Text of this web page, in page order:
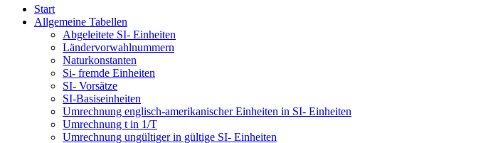
Start
Allgemeine Tabellen
Abgeleitete SI- Einheiten
Ländervorwahlnummern
Naturkonstanten
Si- fremde Einheiten
SI- Vorsätze
SI-Basiseinheiten
Umrechnung englisch-amerikanischer Einheiten in SI- Einheiten
Umrechnung t in 1/T
Umrechnung ungültiger in gültige SI- Einheiten